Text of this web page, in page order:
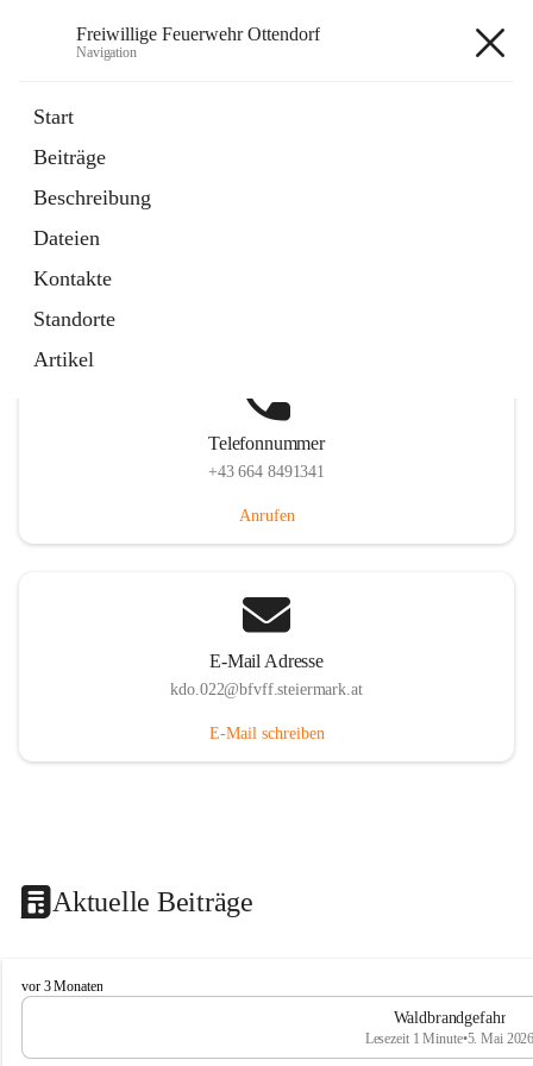
Freiwillige Feuerwehr Ottendorf
Navigation
Start
Beiträge
Beschreibung
Dateien
Kontakte
Standorte
Artikel
Telefonnummer
+43 664 8491341
Anrufen
E-Mail Adresse
kdo.022@bfvff.steiermark.at
E-Mail schreiben
Aktuelle Beiträge
F
r
i
vor 3 Monaten
Waldbrandgefahr
Lesezeit 1 Minute•5. Mai